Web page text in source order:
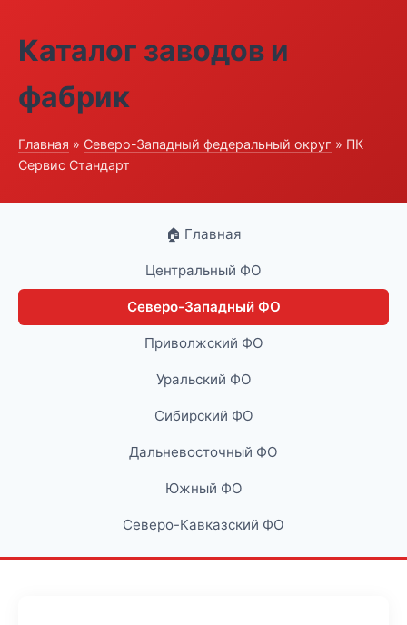
Каталог заводов и
фабрик
Главная » Северо-Западный федеральный округ » ПК
Сервис Стандарт
🏠 Главная
Центральный ФО
Северо-Западный ФО
Приволжский ФО
Уральский ФО
Сибирский ФО
Дальневосточный ФО
Южный ФО
Северо-Кавказский ФО